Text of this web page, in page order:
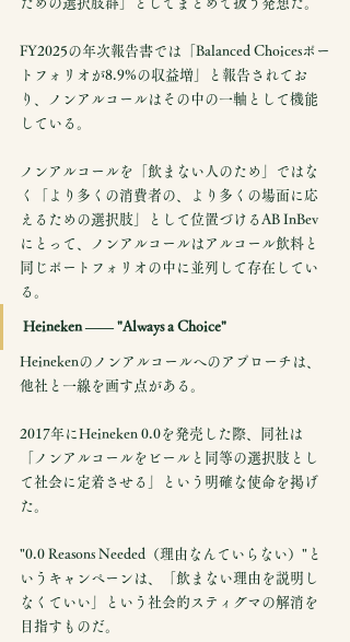
FY2025の年次報告書では「Balanced Choicesポー
トフォリオが8.9%の収益増」と報告されてお
り、ノンアルコールはその中の一軸として機能
している。
ノンアルコールを「飲まない人のため」ではな
く「より多くの消費者の、より多くの場面に応
えるための選択肢」として位置づけるAB InBev
にとって、ノンアルコールはアルコール飲料と
同じポートフォリオの中に並列して存在してい
る。
Heineken —— "Always a Choice"
Heinekenのノンアルコールへのアプローチは、
他社と一線を画す点がある。
2017年にHeineken 0.0を発売した際、同社は
「ノンアルコールをビールと同等の選択肢とし
て社会に定着させる」という明確な使命を掲げ
た。
"0.0 Reasons Needed（理由なんていらない）"と
いうキャンペーンは、「飲まない理由を説明し
なくていい」という社会的スティグマの解消を
目指すものだ。